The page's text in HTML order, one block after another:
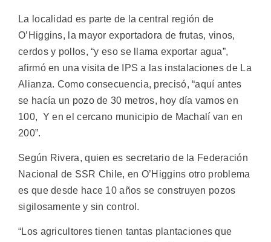
La localidad es parte de la central región de
O’Higgins, la mayor exportadora de frutas, vinos,
cerdos y pollos, “y eso se llama exportar agua”,
afirmó en una visita de IPS a las instalaciones de La
Alianza. Como consecuencia, precisó, “aquí antes
se hacía un pozo de 30 metros, hoy día vamos en
100, Y en el cercano municipio de Machalí van en
200”.
Según Rivera, quien es secretario de la Federación
Nacional de SSR Chile, en O’Higgins otro problema
es que desde hace 10 años se construyen pozos
sigilosamente y sin control.
“Los agricultores tienen tantas plantaciones que